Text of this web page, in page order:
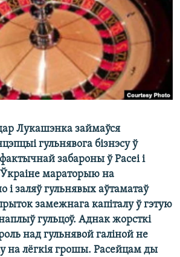
Лукашэнка займаўся
гульнявога бізнэсу ў
забароны ў Расеі і
мараторыю на
і заляў гульнявых аўтаматаў
замежнага капіталу ў гэтую
гульцоў. Аднак жорсткі
над гульнявой галіной не
на лёгкія грошы. Расейцам ды